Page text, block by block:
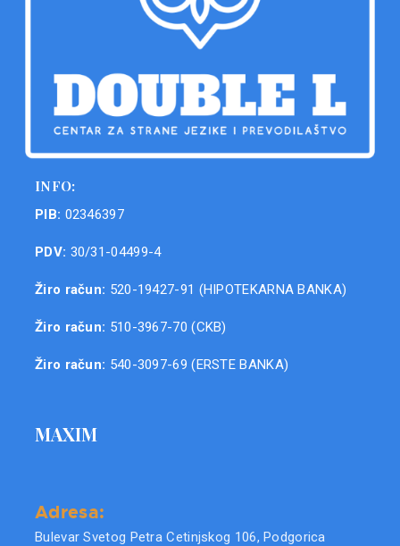
INFO:
PIB: 02346397
PDV: 30/31-04499-4
Žiro račun: 520-19427-91 (HIPOTEKARNA BANKA)
Žiro račun: 510-3967-70 (CKB)
Žiro račun: 540-3097-69 (ERSTE BANKA)
MAXIM
Adresa:
Bulevar Svetog Petra Cetinjskog 106, Podgorica